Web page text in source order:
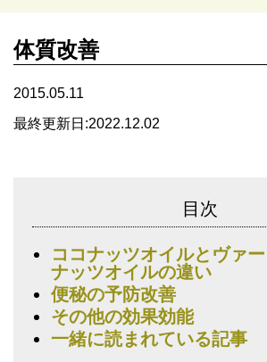
体質改善
2015.05.11
最終更新日:2022.12.02
目次
ココナッツオイルとヴァ
ナッツオイルの違い
便秘の予防改善
その他の効果効能
一緒に読まれている記事